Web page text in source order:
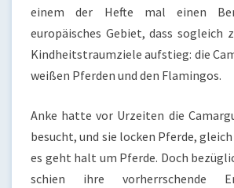
einem der Hefte mal einen
europäisches Gebiet, dass sogleich
Kindheitstraumziele aufstieg: die
weißen Pferden und den Flamingos.
Anke hatte vor Urzeiten die
besucht, und sie locken Pferde,
es geht halt um Pferde. Doch
schien ihre vorherrschende